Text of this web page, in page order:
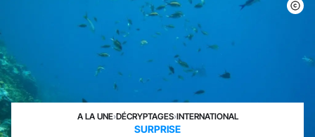
A LA UNE›DÉCRYPTAGES›INTERNATIONAL
SURPRISE